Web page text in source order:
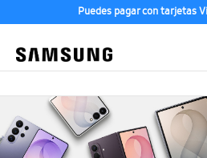
Puedes pagar con tarjetas